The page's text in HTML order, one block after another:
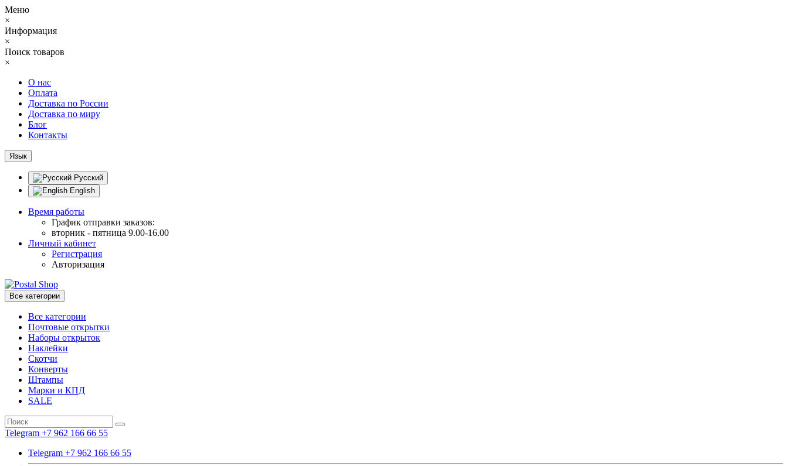
Меню
×
Информация
×
Поиск товаров
×
О нас
Оплата
Доставка по России
Доставка по миру
Блог
Контакты
Язык
Русский
English
Время работы
График отправки заказов:
вторник - пятница 9.00-16.00
Личный кабинет
Регистрация
Авторизация
Все категории
Все категории
Почтовые открытки
Наборы открыток
Наклейки
Скотчи
Конверты
Штампы
Марки и КПД
SALE
Telegram +7 962 166 66 55
Telegram +7 962 166 66 55